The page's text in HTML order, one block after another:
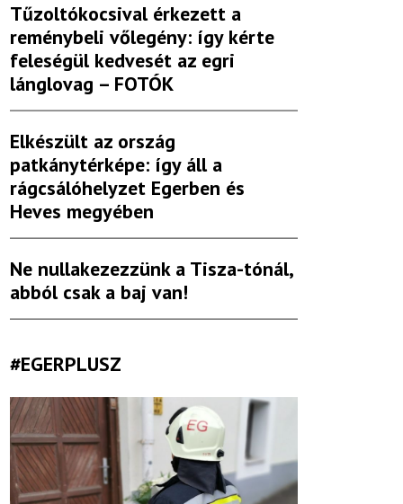
Tűzoltókocsival érkezett a
reménybeli vőlegény: így kérte
feleségül kedvesét az egri
lánglovag – FOTÓK
Elkészült az ország
patkánytérképe: így áll a
rágcsálóhelyzet Egerben és
Heves megyében
Ne nullakezezzünk a Tisza-tónál,
abból csak a baj van!
#EGERPLUSZ